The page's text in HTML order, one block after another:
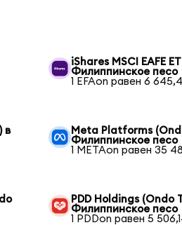
iShares MSCI EAFE
Филиппинское песо
1 EFAon равен 6
в
Meta Platforms
Филиппинское песо
1 METAon равен 35
PDD Holdings (Ondo
Филиппинское песо
1 PDDon равен 5